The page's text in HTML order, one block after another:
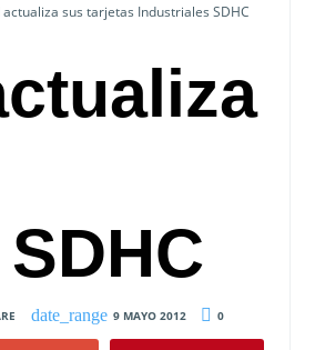
sus tarjetas Industriales SDHC
9 MAYO 2012 0